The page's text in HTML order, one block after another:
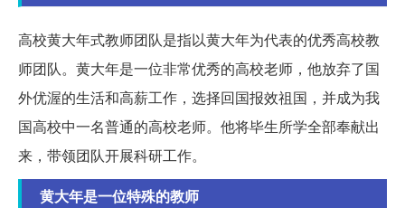
高校黄大年式教师团队是指以黄大年为代表的优秀高校教
师团队。黄大年是一位非常优秀的高校老师，他放弃了国
外优渥的生活和高薪工作，选择回国报效祖国，并成为我
国高校中一名普通的高校老师。他将毕生所学全部奉献出
来，带领团队开展科研工作。
黄大年是一位特殊的教师